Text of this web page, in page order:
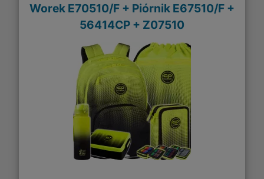
Worek E70510/F + Piórnik E67510/F +
56414CP + Z07510